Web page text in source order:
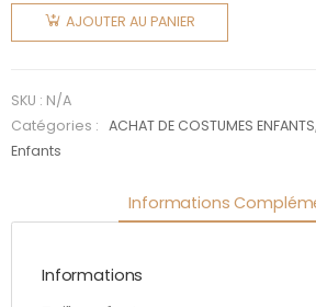
de Fée
des
AJOUTER AU PANIER
SKU : N/A
Catégories :
ACHAT DE COSTUMES ENFANTS
Enfants
Informations
Informations